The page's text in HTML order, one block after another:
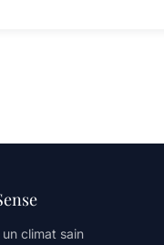
climat sain